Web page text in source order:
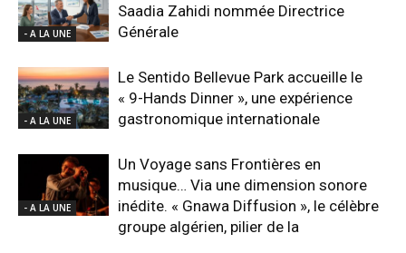
- A LA UNE
Saadia Zahidi nommée Directrice
Générale
- A LA UNE
Le Sentido Bellevue Park accueille le
« 9-Hands Dinner », une expérience
gastronomique internationale
- A LA UNE
Un Voyage sans Frontières en
musique… Via une dimension sonore
inédite. « Gnawa Diffusion », le célèbre
groupe algérien, pilier de la